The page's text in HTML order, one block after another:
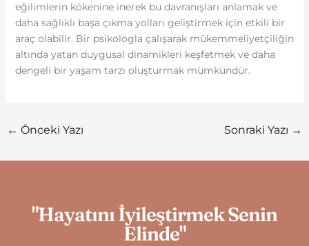
eğilimlerin kökenine inerek bu davranışları anlamak ve
daha sağlıklı başa çıkma yolları geliştirmek için etkili bir
araç olabilir. Bir psikologla çalışarak mükemmeliyetçiliğin
altında yatan duygusal dinamikleri keşfetmek ve daha
dengeli bir yaşam tarzı oluşturmak mümkündür.
← Önceki Yazı Sonraki Yazı →
"Hayatını İyileştirmek Senin
Elinde"